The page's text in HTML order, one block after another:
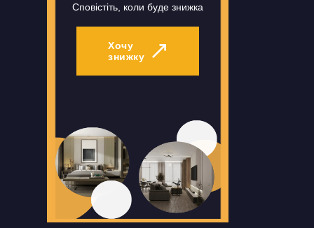
Сповістіть, коли буде знижка
Хочу
знижку